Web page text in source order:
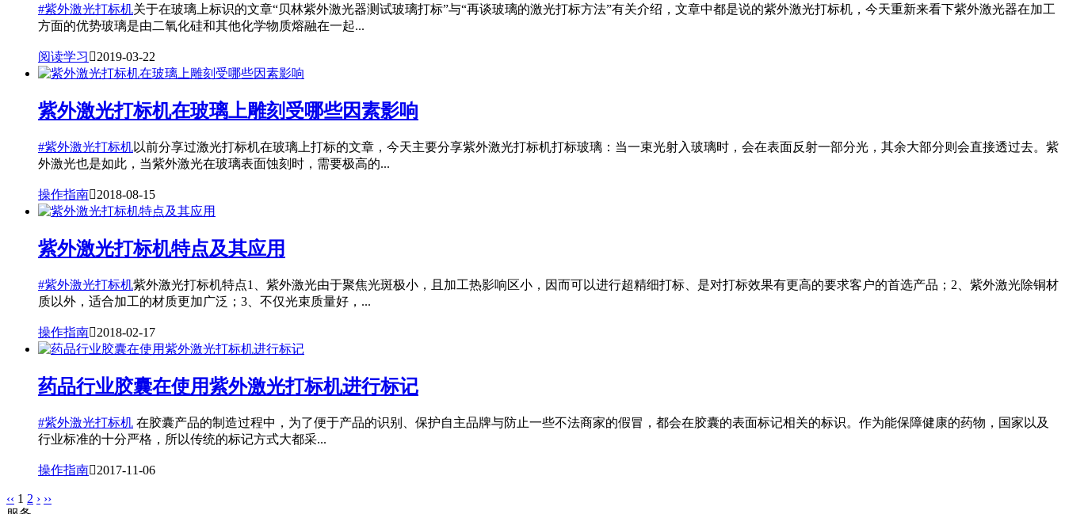
#紫外激光打标机关于在玻璃上标识的文章“贝林紫外激光器测试玻璃打标”与“再谈玻璃的激光打标方法”有关介绍，文章中都是说的紫外激光打标机，今天重新来看下紫外激光器在加工
方面的优势玻璃是由二氧化硅和其他化学物质熔融在一起...
阅读学习 2019-03-22
紫外激光打标机在玻璃上雕刻受哪些因素影响
#紫外激光打标机以前分享过激光打标机在玻璃上打标的文章，今天主要分享紫外激光打标机打标玻璃：当一束光射入玻璃时，会在表面反射一部分光，其余大部分则会直接透过去。紫
外激光也是如此，当紫外激光在玻璃表面蚀刻时，需要极高的...
操作指南2018-08-15
紫外激光打标机特点及其应用
#紫外激光打标机紫外激光打标机特点1、紫外激光由于聚焦光斑极小，且加工热影响区小，因而可以进行超精细打标、是对打标效果有更高的要求客户的首选产品；2、紫外激光除铜材
质以外，适合加工的材质更加广泛；3、不仅光束质量好，...
操作指南2018-02-17
药品行业胶囊在使用紫外激光打标机进行标记
#紫外激光打标机 在胶囊产品的制造过程中，为了便于产品的识别、保护自主品牌与防止一些不法商家的假冒，都会在胶囊的表面标记相关的标识。作为能保障健康的药物，国家以及
行业标准的十分严格，所以传统的标记方式大都采...
操作指南2017-11-06
‹‹ 1 2 › ››